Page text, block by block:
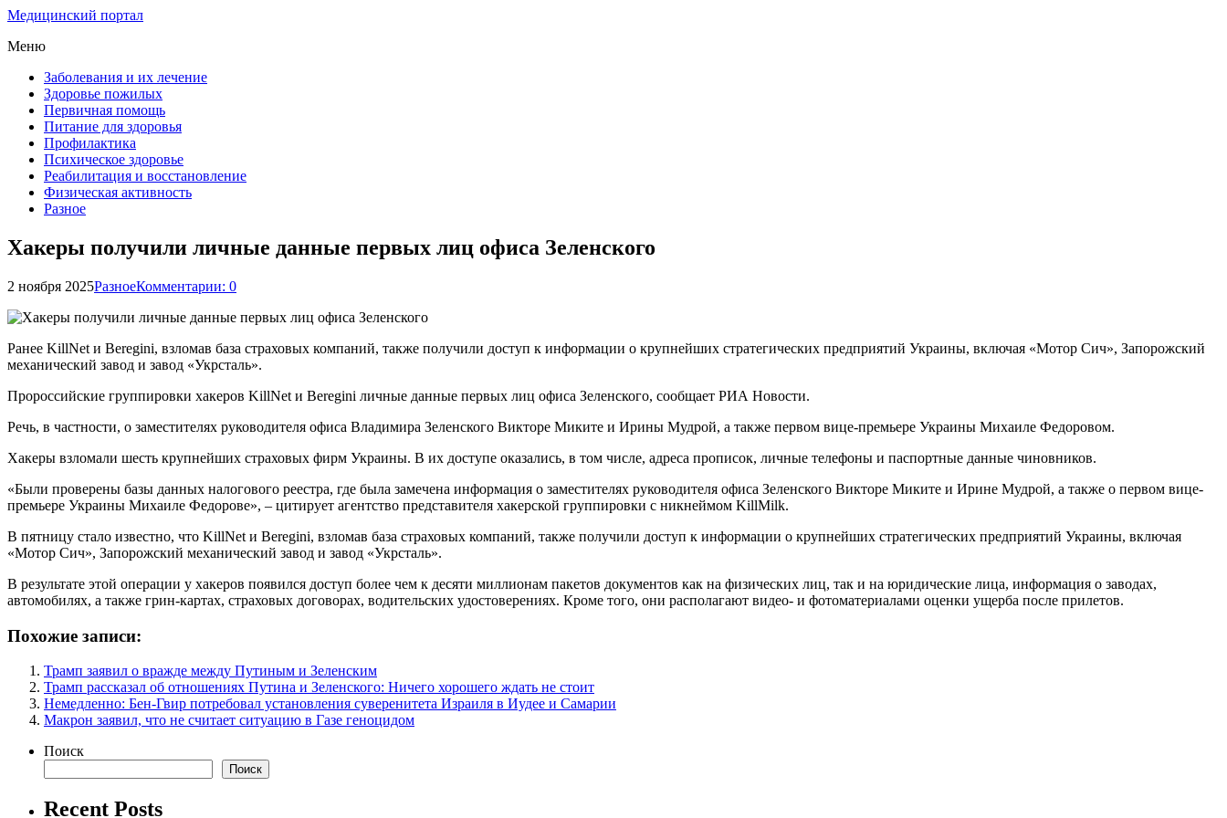
Медицинский портал
Меню
Заболевания и их лечение
Здоровье пожилых
Первичная помощь
Питание для здоровья
Профилактика
Психическое здоровье
Реабилитация и восстановление
Физическая активность
Разное
Хакеры получили личные данные первых лиц офиса Зеленского
2 ноября 2025РазноеКомментарии: 0
Ранее KillNet и Beregini, взломав база страховых компаний, также получили доступ к информации о крупнейших стратегических предприятий Украины, включая «Мотор Сич», Запорожский
механический завод и завод «Укрсталь».
Пророссийские группировки хакеров KillNet и Beregini личные данные первых лиц офиса Зеленского, сообщает РИА Новости.
Речь, в частности, о заместителях руководителя офиса Владимира Зеленского Викторе Миките и Ирины Мудрой, а также первом вице-премьере Украины Михаиле Федоровом.
Хакеры взломали шесть крупнейших страховых фирм Украины. В их доступе оказались, в том числе, адреса прописок, личные телефоны и паспортные данные чиновников.
«Были проверены базы данных налогового реестра, где была замечена информация о заместителях руководителя офиса Зеленского Викторе Миките и Ирине Мудрой, а также о первом вице-
премьере Украины Михаиле Федорове», – цитирует агентство представителя хакерской группировки с никнеймом KillMilk.
В пятницу стало известно, что KillNet и Beregini, взломав база страховых компаний, также получили доступ к информации о крупнейших стратегических предприятий Украины, включая
«Мотор Сич», Запорожский механический завод и завод «Укрсталь».
В результате этой операции у хакеров появился доступ более чем к десяти миллионам пакетов документов как на физических лиц, так и на юридические лица, информация о заводах,
автомобилях, а также грин-картах, страховых договорах, водительских удостоверениях. Кроме того, они располагают видео- и фотоматериалами оценки ущерба после прилетов.
Похожие записи:
Трамп заявил о вражде между Путиным и Зеленским
Трамп рассказал об отношениях Путина и Зеленского: Ничего хорошего ждать не стоит
Немедленно: Бен-Гвир потребовал установления суверенитета Израиля в Иудее и Самарии
Макрон заявил, что не считает ситуацию в Газе геноцидом
Поиск
Поиск
Recent Posts